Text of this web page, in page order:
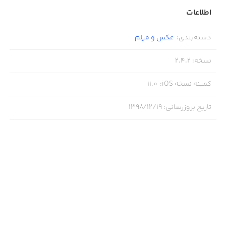
اطلاعات
دسته‌بندی: عکس و فیلم
نسخه:
2.4.2
کمینه نسخه iOS :
11.0
تاریخ بروزرسانی: ۱۳۹۸/۱۲/۱۹